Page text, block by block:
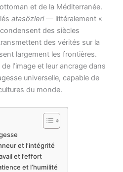
et de la Méditerranée.
atasözleri— littéralement «
des siècles
des vérités sur la
largement les frontières.
l’image et leur ancrage dans
universelle, capable de
du monde.
et l’intégrité
et l’effort
et l’humilité